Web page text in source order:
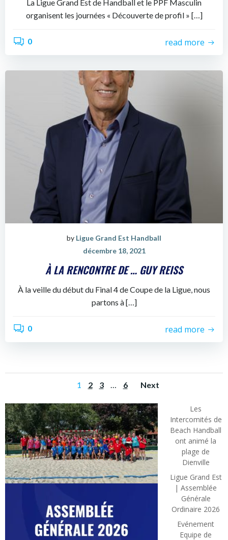
La Ligue Grand Est de Handball et le PPF Masculin
organisent les journées « Découverte de profil » […]
0 read more
by Ligue Grand Est Handball
décembre 18, 2021
À LA RENCONTRE DE … GUY REISS
À la veille du début du Final 4 de Coupe de la Ligue, nous
partons à […]
0 read more
POSTS
NAVIGATION
Page
1 Page
2 Page
3 … Page
6 POSTS
Next
Les
Intercomités de
Beach Handball
ont animé la
plage de
Dienville
Ligue Grand Est
| Assemblée
Générale
Ordinaire 2026
Evénement
Equipe de